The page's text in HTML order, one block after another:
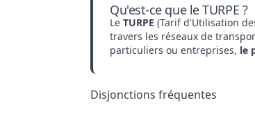
Qu'est-ce que le TURPE ?
Le TURPE (Tarif d'Utilisation
travers les réseaux de
particuliers ou entreprises, le
Disjonctions fréquentes